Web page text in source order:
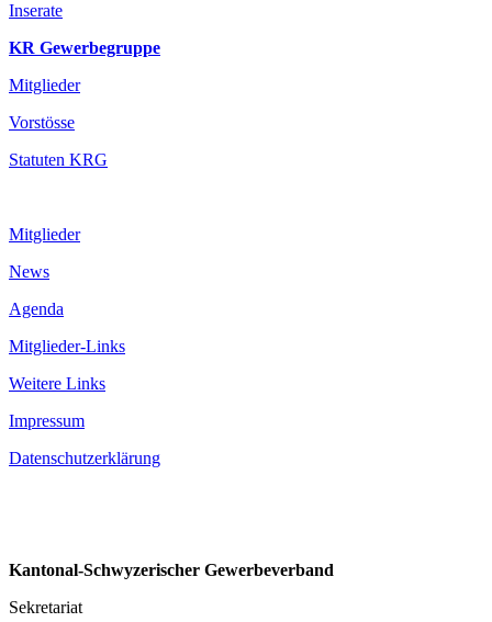
Inserate
KR Gewerbegruppe
Mitglieder
Vorstösse
Statuten KRG
Mitglieder
News
Agenda
Mitglieder-Links
Weitere Links
Impressum
Datenschutzerklärung
Kantonal-Schwyzerischer Gewerbeverband
Sekretariat